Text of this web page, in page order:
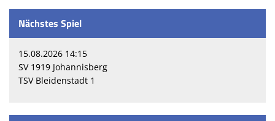
Nächstes Spiel
15.08.2026 14:15
SV 1919 Johannisberg
TSV Bleidenstadt 1